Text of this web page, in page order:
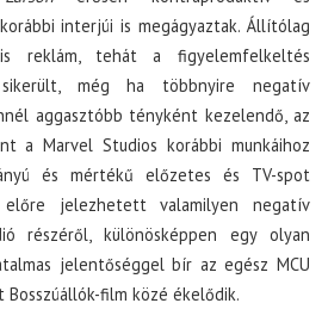
interjúi is megágyaztak. Állítólag
reklám, tehát a figyelemfelkeltés
még ha többnyire negatív
aggasztóbb tényként kezelendő, az
a Marvel Studios korábbi munkáihoz
és mértékű előzetes és TV-spot
jelezhetett valamilyen negatív
részéről, különösképpen egy olyan
jelentőséggel bír az egész MCU
film közé ékelődik.